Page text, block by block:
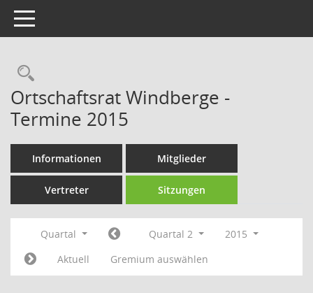
Toggle navigation
Rechercheauswahl
Ortschaftsrat Windberge -
Termine 2015
Informationen Mitglieder
Vertreter Sitzungen
Quartal Quartal 2
2015
Aktuell
Gremium auswählen